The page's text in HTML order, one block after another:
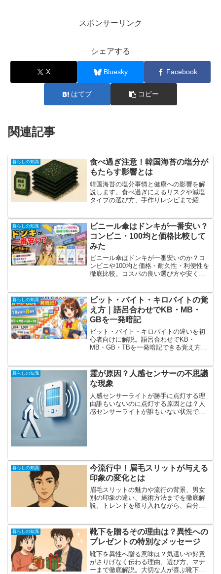
スポンサーリンク
シェアする
X Bluesky Facebook
はてブ コピー
関連記事
暮らしの知識
食べ過ぎ注意！韓国海苔の塩分が
もたらす影響とは
韓国海苔の塩分事情と健康への影響を解
説します。食べ過ぎによるリスクや減塩
タイプの選び方、手作りレシピまで紹
暮らしの知識
ビニール傘はドンキが一番安い？
コンビニ・100均と価格比較して
みた
ビニール傘はドンキが一番安いのか？コ
ンビニや100均と価格・耐久性・利便性を
徹底比較。コスパの良い選び方や安く買
暮らしの知識
ビット・バイト・キロバイトの覚
え方｜語呂合わせでKB・MB・
GBを一発暗記
ビット・バイト・キロバイトの違いを初
心者向けに解説。語呂合わせでKB・
MB・GB・TBを一発暗記できる覚え方
暮らしの知識
霊が原因？人感センサーの不思議
な現象
人感センサーライトが勝手に点灯する理
由誰もいないのに点灯する原因とは？人
感センサーライトが誰もいない状況で点
暮らしの知識
今流行中！眉毛スリットが与える
印象の変化とは
眉毛スリットの魅力や流行の背景、男女
別の印象の違い、施術方法までを徹底解
説。トレンドを取り入れながら、自分ら
暮らしの知識
靴下を贈るその理由は？異性への
プレゼントの特別なメッセージ
靴下を異性へ贈る意味は？気遣いや好意
がさりげなく伝わる理由、選び方、マナ
ーまで徹底解説。大切な人が喜ぶ靴下ギ